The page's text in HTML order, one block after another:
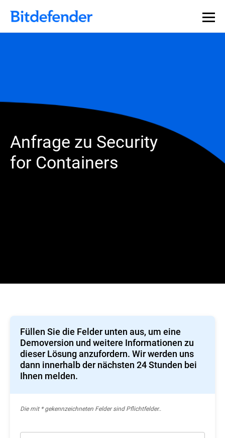
Anfrage zu Security
for Containers
Füllen Sie die Felder unten aus, um eine
Demoversion und weitere Informationen zu
dieser Lösung anzufordern. Wir werden uns
dann innerhalb der nächsten 24 Stunden bei
Ihnen melden.
Die mit * gekennzeichneten Felder sind Pflichtfelder..